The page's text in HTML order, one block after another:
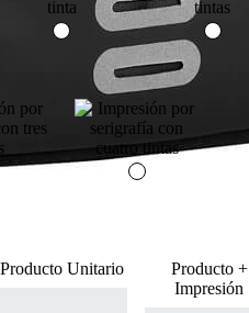
Producto Unitario
Producto +
Impresión